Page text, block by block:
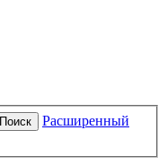
Поиск
Расширенный